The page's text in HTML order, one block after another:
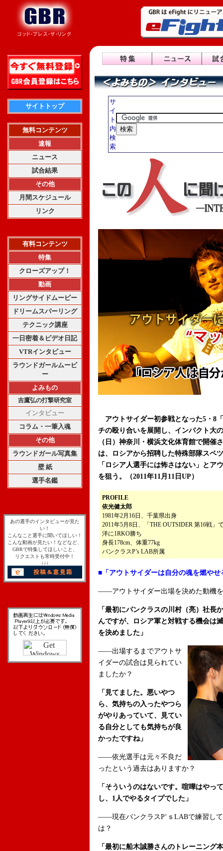
サイトトップ
無料コンテンツ
速報
ニュース
試合結果
その他
月間スケジュール
リンク
有料コンテンツ
特集
クローズアップ！
動画
リングサイドムービー
ドリームスパーリング
テクニック講座
一日密着＆ビデオ日記
VTRインタビュー
ラウンドガールムービ
ー
よみもの
吉鷹弘の打撃研究室
インタビュー
コラム・一筆入魂
その他
ラウンドガール写真集
壁 紙
選手名鑑
あの選手のインタビューが見た
い！
こんなこと選手に聞いてほしい！
こんな動画が見たい！などなど、
GBRで特集してほしいこと、
リクエストも常時受付中！
↓↓↓
サ
イ
ト
内
検
索
アウトサイダー初参戦となった5・8
チの殴り合いを展開し、インパクト大
（日）神奈川・横浜文化体育館で開催
は、ロシアから招聘した特殊部隊スペ
「ロシア人選手には怖さはない」とア
を狙う。（2011年11月11日UP）
PROFILE
依光健太郎
1981年2月16日、千葉県出身
2011年5月8日、「THE OUTSIDER 第16戦
洋に1RKO勝ち
身長178cm、体重77kg
パンクラスP’s LAB所属
■ 「アウトサイダーは自分の魂を燃や
――アウトサイダー出場を決めた動機
「最初にパンクラスの川村（亮）社長
んですが、ロシア軍と対戦する機会は
を決めました」
――出場するまでアウトサ
イダーの試合は見られてい
ましたか？
「見てました。悪いやつ
ら、気持ちの入ったやつら
がやりあっていて、見てい
る自分としても気持ちが良
かったですね」
――依光選手は元々不良だ
ったという過去はありますか？
「そういうのはないです。喧嘩はやっ
し、1人でやるタイプでした」
――現在パンクラスP‘ｓLABで練習し
は？
「最初に船木誠勝さんのトレーニング